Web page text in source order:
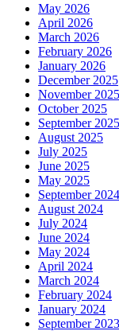
May 2026
April 2026
March 2026
February 2026
January 2026
December 2025
November 2025
October 2025
September 2025
August 2025
July 2025
June 2025
May 2025
September 2024
August 2024
July 2024
June 2024
May 2024
April 2024
March 2024
February 2024
January 2024
September 2023